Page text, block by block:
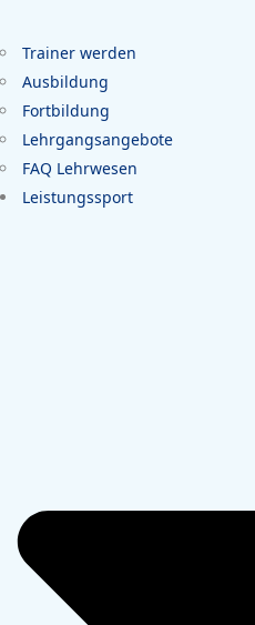
Trainer werden
Ausbildung
Fortbildung
Lehrgangsangebote
FAQ Lehrwesen
Leistungssport